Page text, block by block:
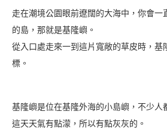
走在潮境公園眼前遼闊的大海中，你會一
的島，那就是基隆嶼。
從入口處走來一到這片寬敞的草皮時，基
標。
基隆嶼是位在基隆外海的小島嶼，不少人
這天天氣有點濛，所以有點灰灰的。